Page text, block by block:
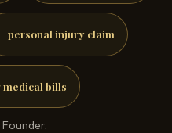
personal injury claim
medical bills